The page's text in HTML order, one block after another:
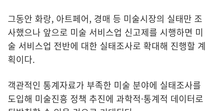
그동안 화랑, 아트페어, 경매 등 미술시장의 실태만 조
사했으나 앞으로 미술 서비스업 신고제를 시행하면 미
술 서비스업 전반에 대한 실태조사로 확대해 진행할 계
획이다.
객관적인 통계자료가 부족한 미술 분야에 실태조사를
도입해 미술진흥 정책 추진에 과학적·통계적 데이터로